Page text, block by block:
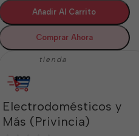
Añadir Al Carrito
Comprar Ahora
tienda
Electrodomésticos y
Más (Privincia)